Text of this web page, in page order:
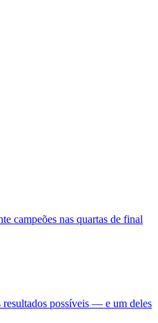
campeões nas quartas de final
resultados possíveis — e um deles